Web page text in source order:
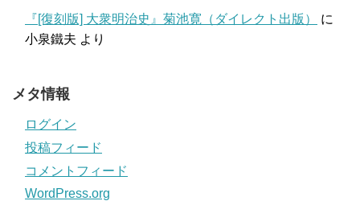
『[復刻版] 大衆明治史』菊池寛（ダイレクト出版）
に
小泉鐵夫 より
メタ情報
ログイン
投稿フィード
コメントフィード
WordPress.org